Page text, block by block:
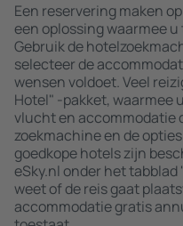
Een reservering maken
een oplossing waarmee
Gebruik de
selecteer de
wensen voldoet. Veel
Hotel" -pakket, waarmee
vlucht en accommodatie
zoekmachine en de
goedkope hotels zijn
eSky.nl onder het tabblad
weet of de reis gaat
accommodatie gratis